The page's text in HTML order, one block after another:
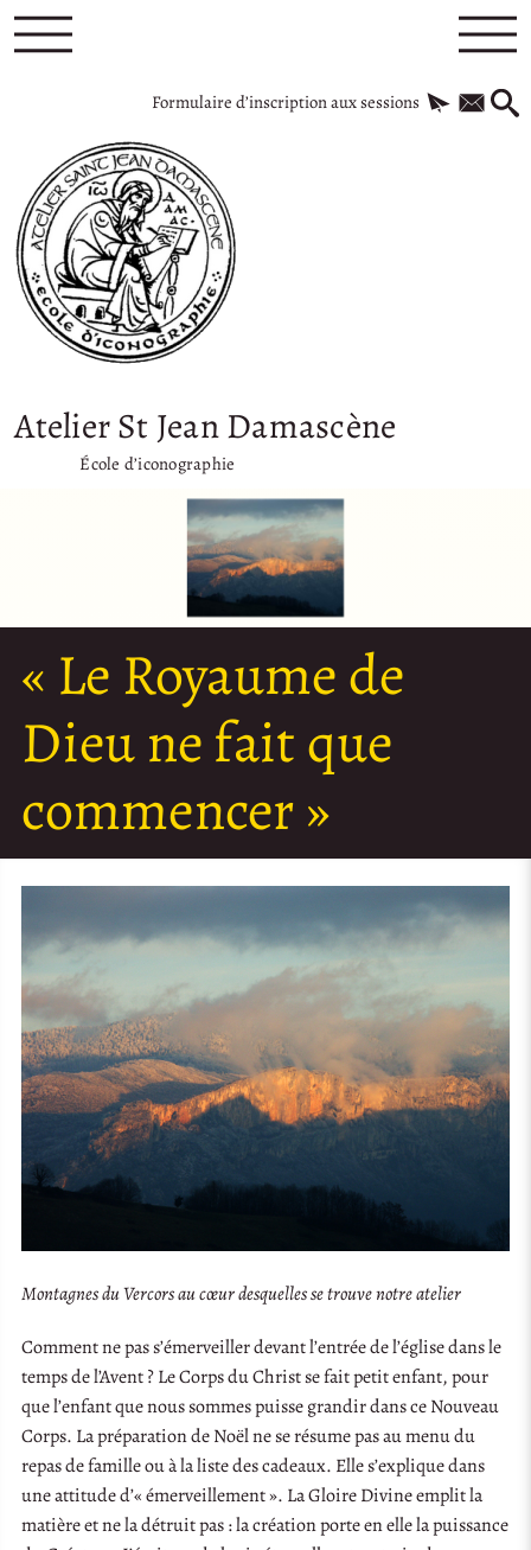
Formulaire d’inscription aux sessions
Atelier St Jean Damascène
École d’iconographie
« Le Royaume de
Dieu ne fait que
commencer »
Montagnes du Vercors au cœur desquelles se trouve notre atelier
Comment ne pas s’émerveiller devant l’entrée de l’église dans le
temps de l’Avent ? Le Corps du Christ se fait petit enfant, pour
que l’enfant que nous sommes puisse grandir dans ce Nouveau
Corps. La préparation de Noël ne se résume pas au menu du
repas de famille ou à la liste des cadeaux. Elle s’explique dans
une attitude d’« émerveillement ». La Gloire Divine emplit la
matière et ne la détruit pas : la création porte en elle la puissance